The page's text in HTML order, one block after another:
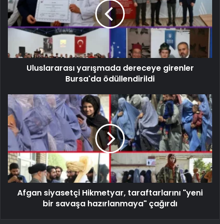
Uluslararası yarışmada dereceye girenler
Bursa'da ödüllendirildi
Afgan siyasetçi Hikmetyar, taraftarlarını "yeni
bir savaşa hazırlanmaya" çağırdı